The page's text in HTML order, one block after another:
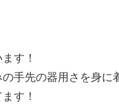
す！
手先の器用さを身に
す！